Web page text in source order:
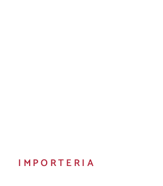
IMPORTERIA